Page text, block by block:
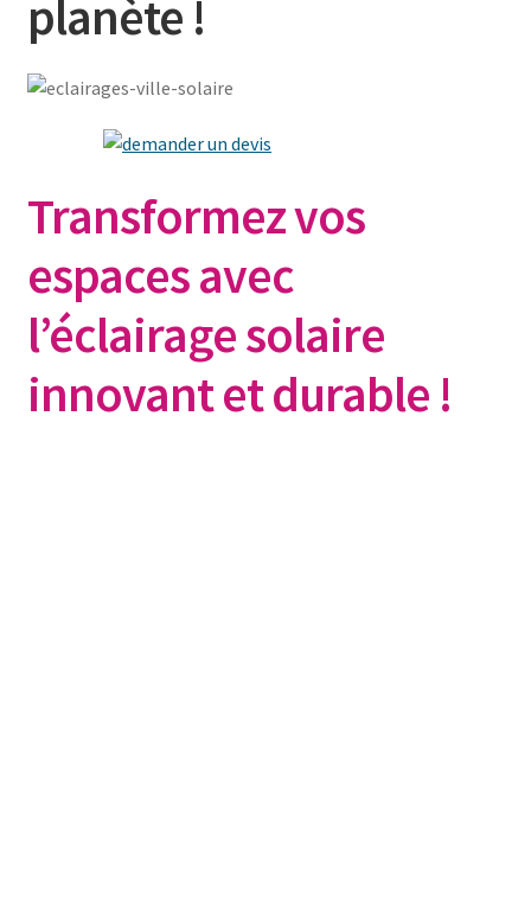
planète !
Transformez vos
espacesavec
l’éclairage solaire
innovant et durable !